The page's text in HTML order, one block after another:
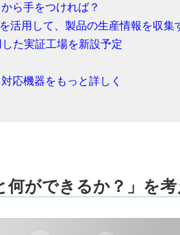
ら手をつければ？
活用して、製品の生産情報を収集
た実証工場を新設予定
応機器をもっと詳しく
何ができるか？」を考